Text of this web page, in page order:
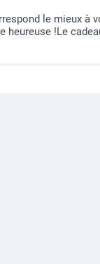
le mieux à
heureuse !Le